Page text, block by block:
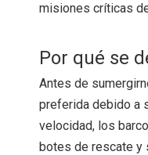
misiones críticas
Por qué se
Antes de
preferida debido a
velocidad, los
botes de rescate y